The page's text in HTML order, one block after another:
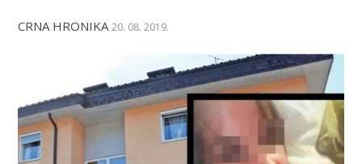
CRNA HRONIKA 20. 08. 2019.